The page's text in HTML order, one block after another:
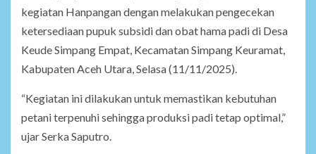
kegiatan Hanpangan dengan melakukan pengecekan
ketersediaan pupuk subsidi dan obat hama padi di Desa
Keude Simpang Empat, Kecamatan Simpang Keuramat,
Kabupaten Aceh Utara, Selasa (11/11/2025).
“Kegiatan ini dilakukan untuk memastikan kebutuhan
petani terpenuhi sehingga produksi padi tetap optimal,”
ujar Serka Saputro.